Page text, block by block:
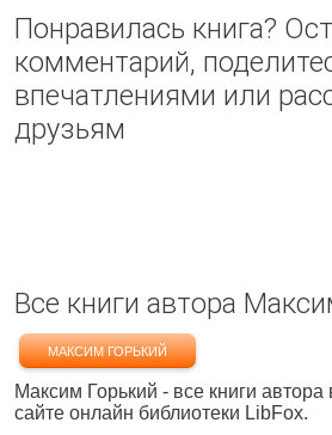
Понравилась книга?
комментарий,
впечатлениями или
друзьям
Все книги автора
МАКСИМ ГОРЬКИЙ
Максим Горький - все книги
сайте онлайн библиотеки LibFox.